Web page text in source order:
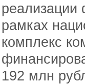
реализации
рамках
комплекс
192 млн